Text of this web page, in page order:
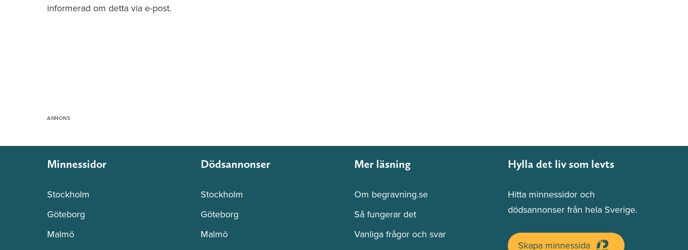
informerad om detta via e-post.
Minnessidor
Stockholm
Göteborg
Malmö
Dödsannonser
Stockholm
Göteborg
Malmö
Mer läsning
Om begravning.se
Så fungerar det
Vanliga frågor och svar
Hylla det liv som levts
Hitta minnessidor och
dödsannonser från hela Sverige.
Skapa minnessida